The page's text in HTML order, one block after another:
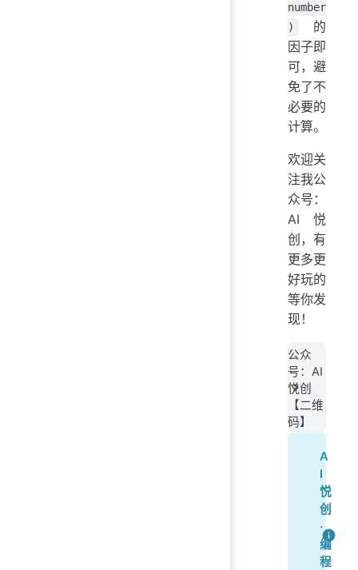
number
)
的
因子即
可，避
免了不
必要的
计算。
欢迎关
注我公
众号：
AI悦
创，有
更多更
好玩的
等你发
现！
公众
号：AI
悦创
【二维
码】
A
I
悦
创
·
编
程